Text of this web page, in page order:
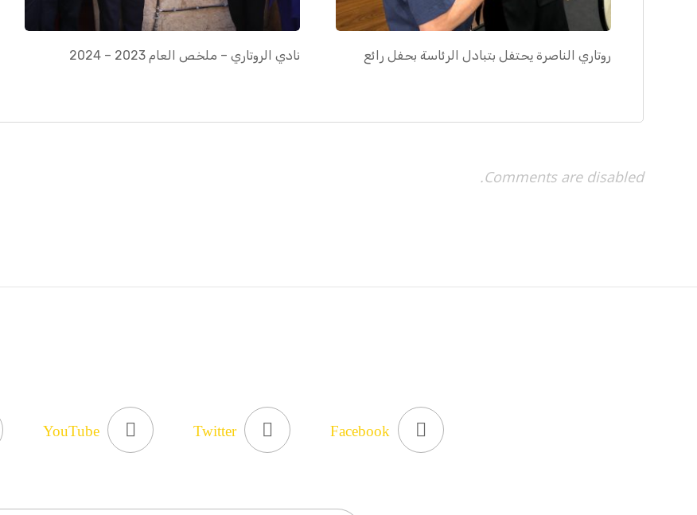
روتاري الناصرة يحتفل بتبادل الرئاسة بحفل رائع نادي الروتاري – ملخص العام 2023 – 2024
Comments are disabled.
Facebook
Twitter
YouTube